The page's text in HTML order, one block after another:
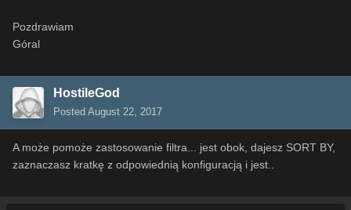
Pozdrawiam
Góral
HostileGod
Posted August 22, 2017
A może pomoże zastosowanie filtra... jest obok, dajesz SORT BY,
zaznaczasz kratkę z odpowiednią konfiguracją i jest..